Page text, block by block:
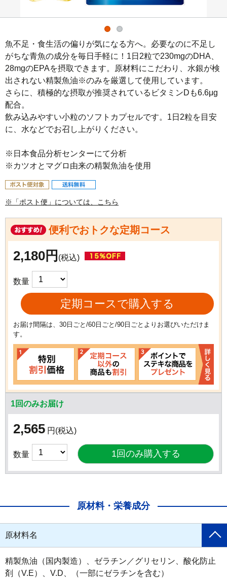
魚不足・食生活の偏りが気になる方へ。必要なのに不足し
がちな青魚の成分を毎日手軽に！1日2粒で230mgのDHA、
28mgのEPAを摂取できます。原材料にこだわり、水銀が検
出されない精製魚油※のみを厳選して使用しています。
さらに、積極的な摂取が推奨されているビタミンDも6.6μg
配合。
飲み込みやすい小粒のソフトカプセルです。1日2粒を目安
に、水などでお召し上がりください。
※日本食品分析センターにて分析
※カツオとマグロ由来の精製魚油を使用
※「ポスト便」については、こちら
便利でおトクな定期コース
2,180円 (税込)
数量
定期コースで購入する
お届け間隔は、30日ごと/60日ごと/90日ごとよりお選びいただけま
す。
1回のみお届け
2,565 円 (税込)
数量
原材料・栄養成分
原材料名
精製魚油（国内製造）、ゼラチン／グリセリン、酸化防止
剤（V.E）、V.D、（一部にゼラチンを含む）